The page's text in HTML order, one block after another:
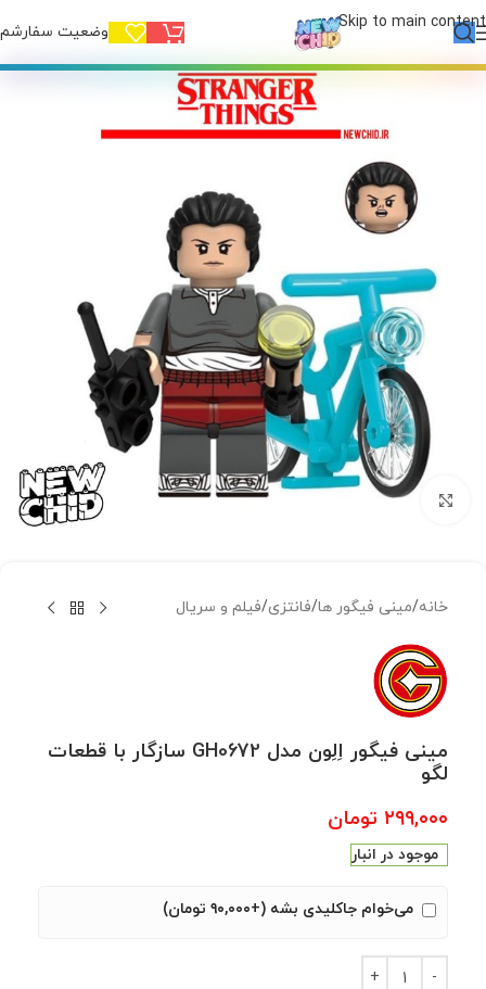
Skip to main content وضعیت
بزرگنمایی تصویر
خانه/مینی فیگور ها/فانتزی/فیلم و سریال
مینی فیگور اِلِون مدل GH0672 سازگار با قطعات
لگو
۲۹۹,۰۰۰ تومان
موجود در انبار
می‌خوام جاکلیدی بشه (+۹۰,۰۰۰ تومان)